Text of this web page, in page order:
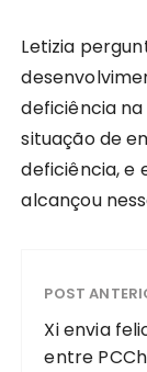
Letizia
deficiência
situação de
deficiência, e
alcançou
POST
Xi envia
entre